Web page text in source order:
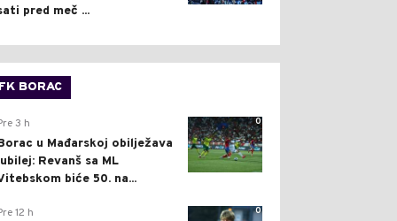
pred meč ...
FK BORAC
0
3 h
u Mađarskoj obilježava
Revanš sa ML
biće 50. na...
0
12 h